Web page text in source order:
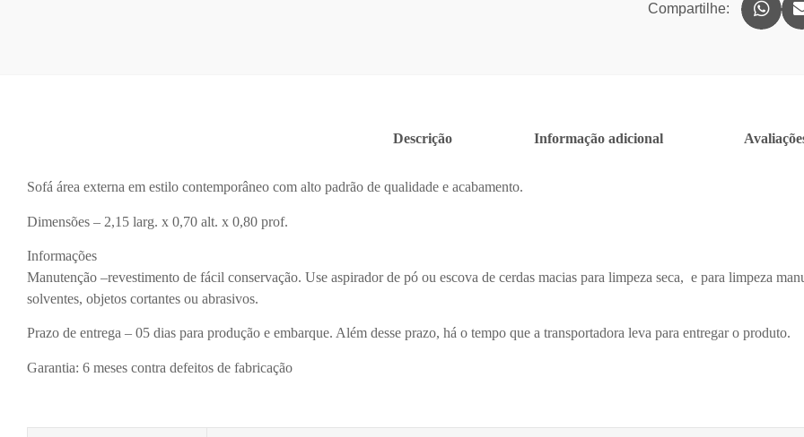
Compartilhe:
Descrição Informação adicional
Sofá área externa em estilo contemporâneo com alto padrão de qualidade e acabamento.
Dimensões – 2,15 larg. x 0,70 alt. x 0,80 prof.
Informações
Manutenção –revestimento de fácil conservação. Use aspirador de pó ou escova de cerdas macias para limpeza seca, e para limpeza
solventes, objetos cortantes ou abrasivos.
Prazo de entrega – 05 dias para produção e embarque. Além desse prazo, há o tempo que a transportadora leva para entregar o produto.
Garantia: 6 meses contra defeitos de fabricação